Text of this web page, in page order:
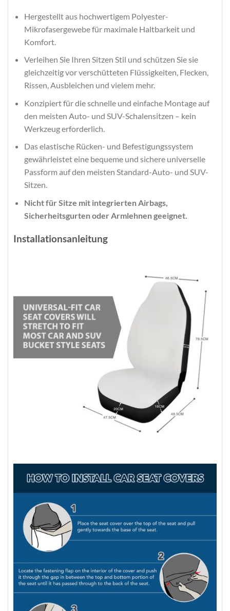
Hergestellt aus hochwertigem Polyester-
Mikrofasergewebe für maximale Haltbarkeit und
Komfort.
Verleihen Sie Ihren Sitzen Stil und schützen Sie sie
gleichzeitig vor verschütteten Flüssigkeiten, Flecken,
Rissen, Ausbleichen und vielem mehr.
Konzipiert für die schnelle und einfache Montage auf
den meisten Auto- und SUV-Schalensitzen – kein
Werkzeug erforderlich.
Das elastische Rücken- und Befestigungssystem
gewährleistet eine bequeme und sichere universelle
Passform auf den meisten Standard-Auto- und SUV-
Sitzen.
Nicht für Sitze mit integrierten Airbags,
Sicherheitsgurten oder Armlehnen geeignet.
Installationsanleitung